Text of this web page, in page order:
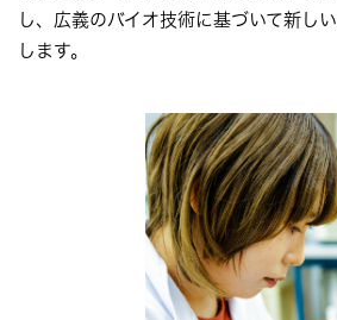
し、広義のバイオ技術に基づいて新し
します。